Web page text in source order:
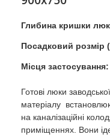
Глибина кришки
Посадковий
Місця
Готові люки
матеріалу
на каналізаційні
приміщеннях. Вони